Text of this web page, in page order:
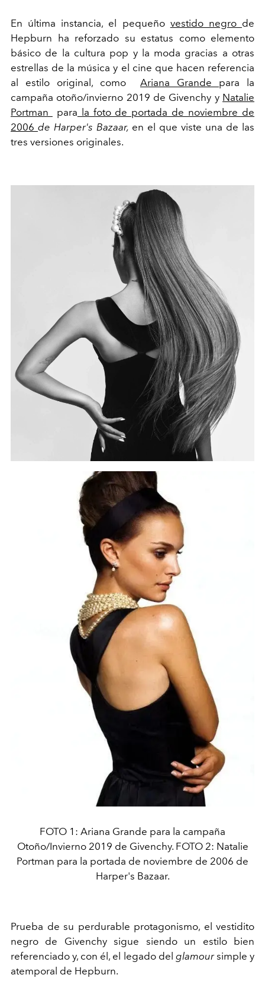
En última instancia, el pequeño vestido negro de
Hepburn ha reforzado su estatus como elemento
básico de la cultura pop y la moda gracias a otras
estrellas de la música y el cine que hacen referencia
al estilo original, como Ariana Grande para la
campaña otoño/invierno 2019 de Givenchy y Natalie
Portman
para la foto de portada de noviembre de
2006 de Harper's Bazaar, en el que viste una de las
tres versiones originales.
FOTO 1: Ariana Grande para la campaña
Otoño/Invierno 2019 de Givenchy. FOTO 2: Natalie
Portman para la portada de noviembre de 2006 de
Harper's Bazaar.
Prueba de su perdurable protagonismo, el vestidito
negro de Givenchy sigue siendo un estilo bien
referenciado y, con él, el legado del glamoursimple y
atemporal de Hepburn.